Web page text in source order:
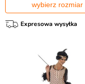
wybierz rozmiar
Expresowa wysyłka